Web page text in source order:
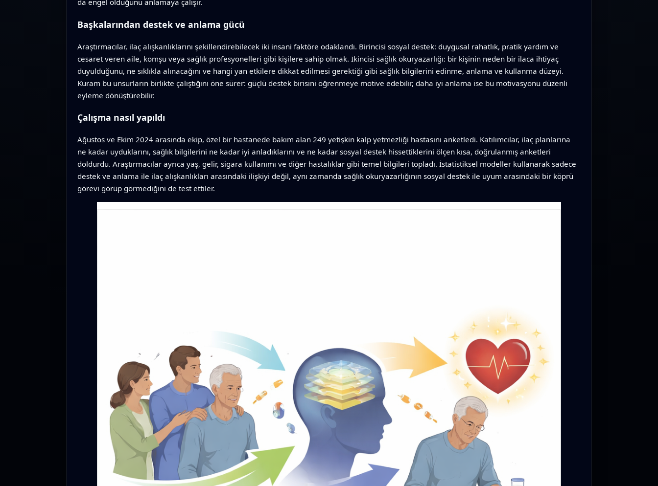
da engel olduğunu anlamaya çalışır.
Başkalarından destek ve anlama gücü
Araştırmacılar, ilaç alışkanlıklarını şekillendirebilecek iki insani faktöre odaklandı. Birincisi sosyal destek: duygusal rahatlık, pratik yardım ve
cesaret veren aile, komşu veya sağlık profesyonelleri gibi kişilere sahip olmak. İkincisi sağlık okuryazarlığı: bir kişinin neden bir ilaca ihtiyaç
duyulduğunu, ne sıklıkla alınacağını ve hangi yan etkilere dikkat edilmesi gerektiği gibi sağlık bilgilerini edinme, anlama ve kullanma düzeyi.
Kuram bu unsurların birlikte çalıştığını öne sürer: güçlü destek birisini öğrenmeye motive edebilir, daha iyi anlama ise bu motivasyonu düzenli
eyleme dönüştürebilir.
Çalışma nasıl yapıldı
Ağustos ve Ekim 2024 arasında ekip, özel bir hastanede bakım alan 249 yetişkin kalp yetmezliği hastasını anketledi. Katılımcılar, ilaç planlarına
ne kadar uyduklarını, sağlık bilgilerini ne kadar iyi anladıklarını ve ne kadar sosyal destek hissettiklerini ölçen kısa, doğrulanmış anketleri
doldurdu. Araştırmacılar ayrıca yaş, gelir, sigara kullanımı ve diğer hastalıklar gibi temel bilgileri topladı. İstatistiksel modeller kullanarak sadece
destek ve anlama ile ilaç alışkanlıkları arasındaki ilişkiyi değil, aynı zamanda sağlık okuryazarlığının sosyal destek ile uyum arasındaki bir köprü
görevi görüp görmediğini de test ettiler.